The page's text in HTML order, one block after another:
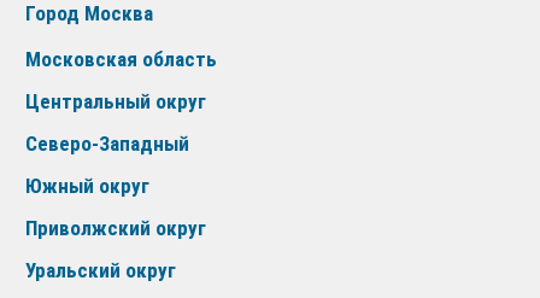
Город Москва
Московская область
Центральный округ
Северо-Западный
Южный округ
Приволжский округ
Уральский округ